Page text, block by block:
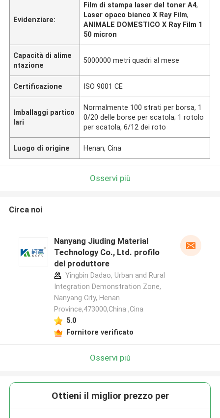
Evidenziare:
Film di stampa laser del toner A4,
Laser opaco bianco X Ray Film,
ANIMALE DOMESTICO X Ray Film 1
50 micron
Capacità di alime
ntazione
5000000 metri quadri al mese
Certificazione ISO 9001 CE
Imballaggi partico
lari
Normalmente 100 strati per borsa, 1
0/20 delle borse per scatola; 1 rotolo
per scatola, 6/12 dei roto
Luogo di origine Henan, Cina
Osservi più
Circa noi
Nanyang Jiuding Material
Technology Co., Ltd. profilo
del produttore
Yingbin Dadao, Urban and Rural
Integration Demonstration Zone,
Nanyang City, Henan
Province,473000,China ,Cina
5.0
Fornitore verificato
Osservi più
Ottieni il miglior prezzo per